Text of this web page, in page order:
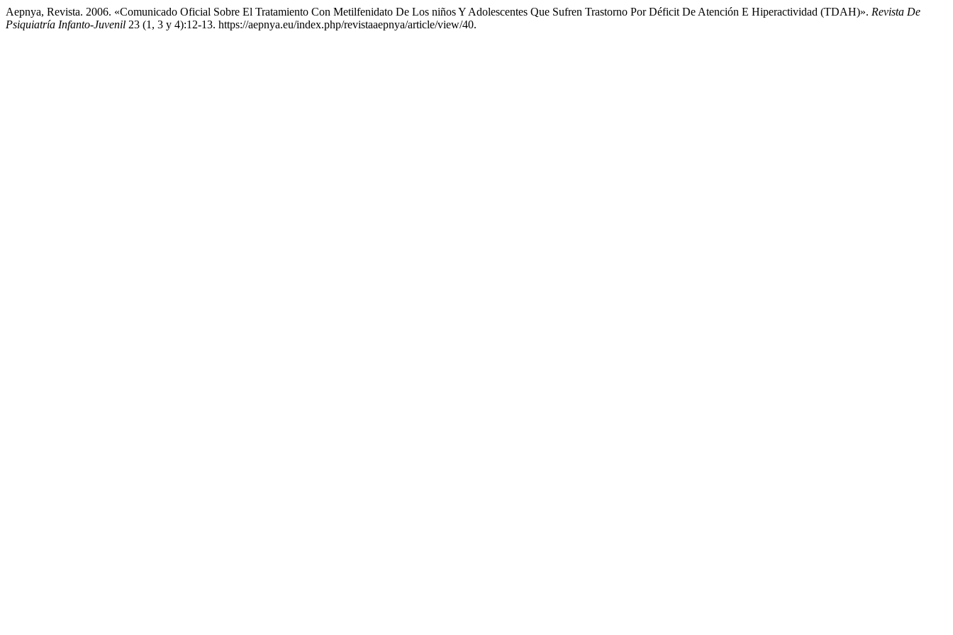
Aepnya, Revista. 2006. «Comunicado Oficial Sobre El Tratamiento Con Metilfenidato De Los niños Y Adolescentes Que Sufren Trastorno Por Déficit De Atención E Hiperactividad (TDAH)». Revista De
Psiquiatría Infanto-Juvenil 23 (1, 3 y 4):12-13. https://aepnya.eu/index.php/revistaaepnya/article/view/40.